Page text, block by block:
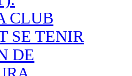
CLUB
SE TENIR
DE